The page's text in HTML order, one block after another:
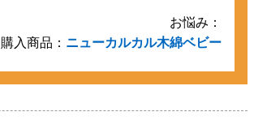
お悩み：
購入商品： ニューカルカル木綿ベビー